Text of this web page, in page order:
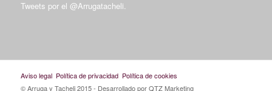
Tweets por el @Arrugatacheli.
Aviso legal Política de privacidad Política de cookies
© Arruga y Tacheli 2015- Desarrollado por QTZ Marketing